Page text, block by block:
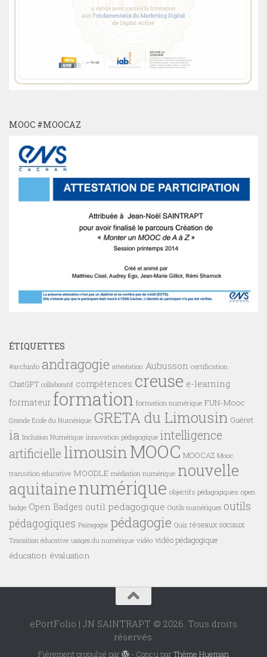
MOOC #MOOCAZ
ÉTIQUETTES
#archinfo andragogie attestation Aubusson certification
ChatGPT collaboratif compétences creuse e-learning
formateur formation formation numérique FUN-Mooc
Grande Ecole du Numérique GRETA du Limousin Guéret
ia Inclusion Numérique innovation pédagogique intelligence
artificielle limousinMOOC MOOCAZ Mooc
transition éducative MOODLE médiation numérique nouvelle
aquitainenumérique objectifs pédagogiques open
badge Open Badges outil pédagogique Outils numériques outils
pédagogiques Pairagogie pédagogie Quiz réseaux sociaux
Transition éducative usages du numérique vidéo vidéo pédagogique
éducation évaluation
ePortFolio | JN SAINTRAPT © 2026. Tous droits
réservés.
Fièrement propulsé par - Conçu parThème Hueman